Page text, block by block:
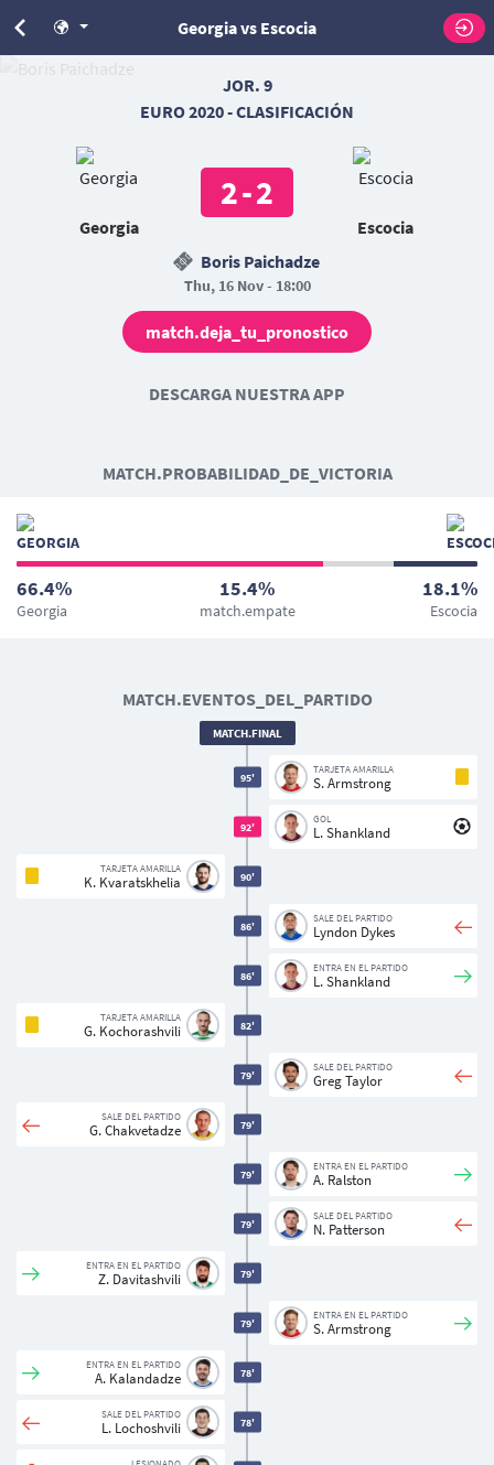
Georgia vs Escocia
JOR. 9
EURO 2020 - CLASIFICACIÓN
Georgia
2-2
Escocia
Boris Paichadze
Thu, 16 Nov - 18:00
match.deja_tu_pronostico
DESCARGA NUESTRA APP
MATCH.PROBABILIDAD_DE_VICTORIA
66.4%
Georgia
15.4%
match.empate
18.1%
Escocia
MATCH.EVENTOS_DEL_PARTIDO
78'
SALE DEL PARTIDO
L. Lochoshvili
78'
ENTRA EN EL PARTIDO
A. Kalandadze
79'
ENTRA EN EL PARTIDO
S. Armstrong
79'
ENTRA EN EL PARTIDO
Z. Davitashvili
79'
SALE DEL PARTIDO
N. Patterson
79'
ENTRA EN EL PARTIDO
A. Ralston
79'
SALE DEL PARTIDO
G. Chakvetadze
79'
SALE DEL PARTIDO
Greg Taylor
82'
TARJETA AMARILLA
G. Kochorashvili
86'
ENTRA EN EL PARTIDO
L. Shankland
86'
SALE DEL PARTIDO
Lyndon Dykes
90'
TARJETA AMARILLA
K. Kvaratskhelia
92'
GOL
L. Shankland
95'
TARJETA AMARILLA
S. Armstrong
MATCH.FINAL